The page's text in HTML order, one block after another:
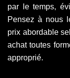
par le temps,
Pensez à nous
prix abordable
achat toutes
approprié.